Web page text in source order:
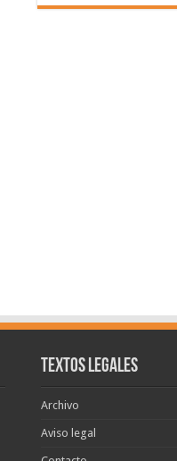
Textos legales
Archivo
Aviso legal